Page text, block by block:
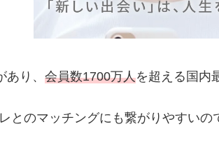
り、 会員数1700万人を超える国内
とのマッチングにも繋がりやすいの